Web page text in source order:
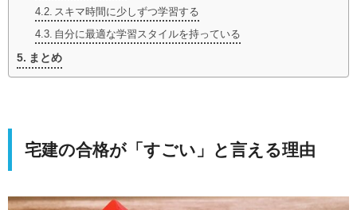
スキマ時間に少しずつ学習する
自分に最適な学習スタイルを持っている
まとめ
宅建の合格が「すごい」と言える理由